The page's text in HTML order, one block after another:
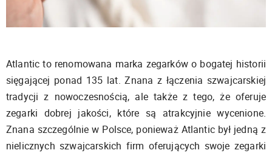
Atlantic to renomowana marka zegarków o bogatej historii
sięgającej ponad 135 lat. Znana z łączenia szwajcarskiej
tradycji z nowoczesnością, ale także z tego, że oferuje
zegarki dobrej jakości, które są atrakcyjnie wycenione.
Znana szczególnie w Polsce, ponieważ Atlantic był jedną z
nielicznych szwajcarskich firm oferujących swoje zegarki